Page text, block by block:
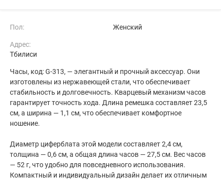
Пол: Женский
Адрес:
Тбилиси
Часы, код: G-313, — элегантный и прочный аксессуар. Они
изготовлены из нержавеющей стали, что обеспечивает
стабильность и долговечность. Кварцевый механизм часов
гарантирует точность хода. Длина ремешка составляет 23,5
см, а ширина — 1,1 см, что обеспечивает комфортное
ношение.
Диаметр циферблата этой модели составляет 2,4 см,
толщина — 0,6 см, а общая длина часов — 27,5 см. Вес часов
— 52 г, что удобно для повседневного использования.
Компактный и индивидуальный дизайн делает их отличным